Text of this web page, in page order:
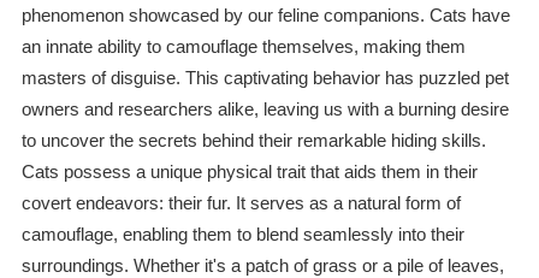
phenomenon showcased by our feline companions. Cats have
an innate ability to camouflage themselves, making them
masters of disguise. This captivating behavior has puzzled pet
owners and researchers alike, leaving us with a burning desire
to uncover the secrets behind their remarkable hiding skills.
Cats possess a unique physical trait that aids them in their
covert endeavors: their fur. It serves as a natural form of
camouflage, enabling them to blend seamlessly into their
surroundings. Whether it's a patch of grass or a pile of leaves,